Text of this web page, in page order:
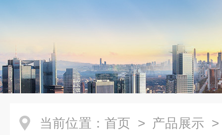
当前位置： 首页 > 产品展示